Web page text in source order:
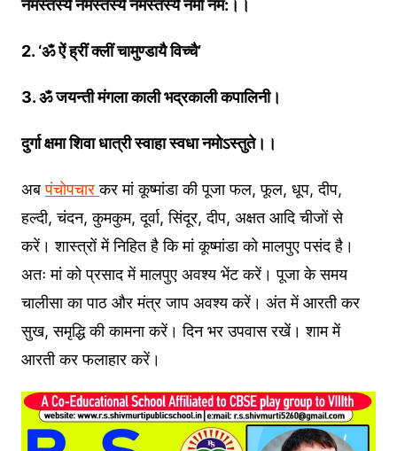
नमस्तस्यैनमस्तस्यैनमस्तस्यैनमोनम: ।।
2. ‘ॐऐंह्रींक्लींचामुण्डायैविच्चै’
3.ॐजयन्तीमंगलाकालीभद्रकालीकपालिनी।
दुर्गाक्षमाशिवाधात्रीस्वाहास्वधानमोऽस्तुते।।
अबपंचोपचारकर मां कूष्मांडा की पूजा फल, फूल, धूप, दीप,
हल्दी, चंदन, कुमकुम, दूर्वा, सिंदूर, दीप, अक्षत आदि चीजों से
करें। शास्त्रों में निहित है कि मां कूष्मांडा को मालपुए पसंद है।
अतः मां को प्रसाद में मालपुए अवश्य भेंट करें। पूजा के समय
चालीसा का पाठ और मंत्र जाप अवश्य करें। अंत में आरती कर
सुख, समृद्धि की कामना करें। दिन भर उपवास रखें। शाम में
आरती कर फलाहार करें।